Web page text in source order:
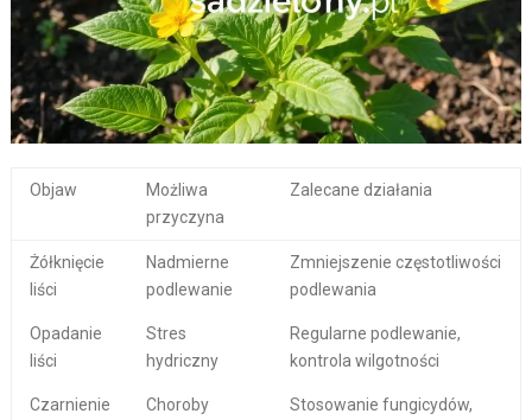
Objaw
Możliwa
przyczyna
Zalecane działania
Żółknięcie
liści
Nadmierne
podlewanie
Zmniejszenie częstotliwości
podlewania
Opadanie
liści
Stres
hydriczny
Regularne podlewanie,
kontrola wilgotności
Czarnienie
Choroby
Stosowanie fungicydów,